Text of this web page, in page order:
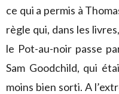
ce qui a permis à
règle qui, dans les
le Pot-au-noir passe
Sam Goodchild, qui
moins bien sorti. A